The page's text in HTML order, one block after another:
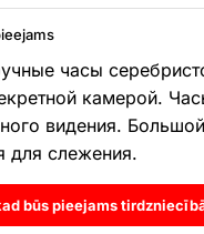
часы
камерой.
видения.
для слежения.
būs pieejams